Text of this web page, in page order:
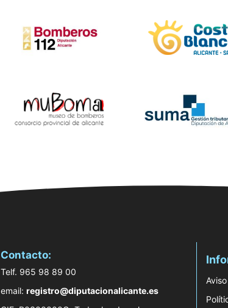
Contacto:
Telf. 965 98 89 00
email: registro@diputacionalicante.es